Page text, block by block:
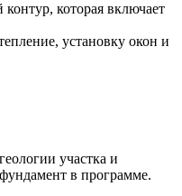
которая включает
установку окон и
участка и
в программе.